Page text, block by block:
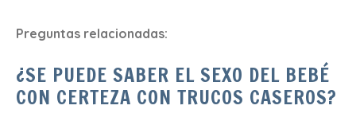
Preguntas relacionadas:
¿SE PUEDE SABER EL SEXO DEL BEBÉ
CON CERTEZA CON TRUCOS CASEROS?